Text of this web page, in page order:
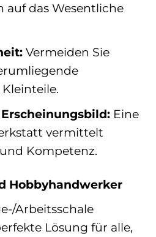
auf das Wesentliche
Vermeiden Sie
Eine
vermittelt
Kompetenz.
Hobbyhandwerker
Arbeitsschale
Lösung für alle,